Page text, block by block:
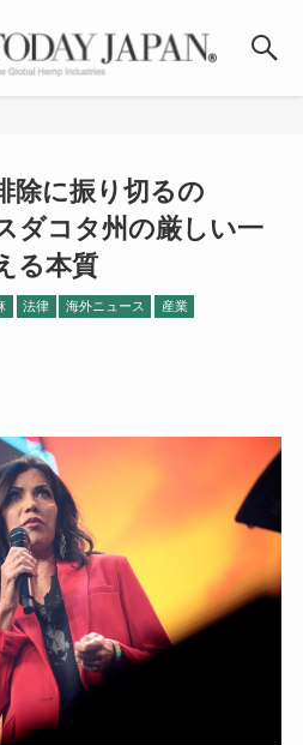
除に振り切るの
ダコタ州の厳しい一
る本質
法律 海外ニュース 産業